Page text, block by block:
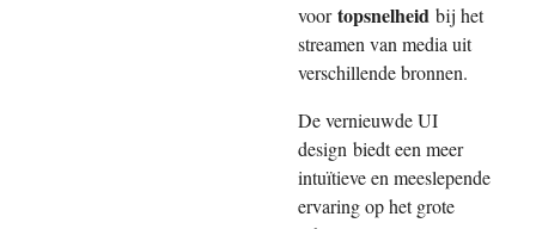
voortopsnelheid bij het
streamen van media uit
verschillende bronnen.
De vernieuwde UI
design biedt een meer
intuïtieve en meeslepende
ervaring op het grote